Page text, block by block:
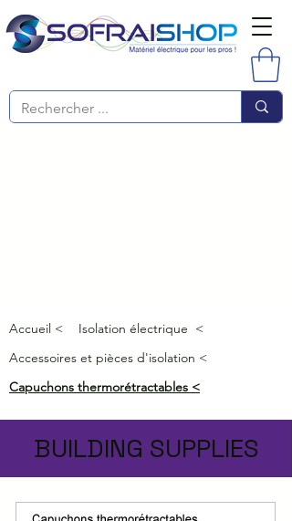
Accueil <
Isolation électrique <
Accessoires et pièces d'isolation <
Capuchons thermorétractables <
BUILDING SUPPLIES